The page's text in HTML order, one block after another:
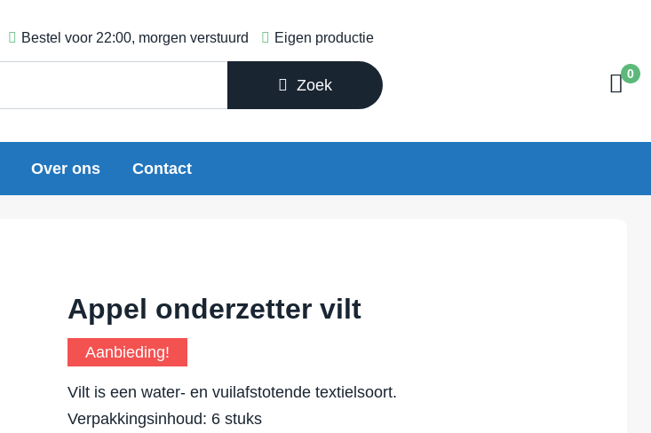
Bestel voor 22:00, morgen verstuurd Eigen productie
Zoek
0
Over ons Contact
Appel onderzetter vilt
Aanbieding!
Vilt is een water- en vuilafstotende textielsoort.
Verpakkingsinhoud: 6 stuks